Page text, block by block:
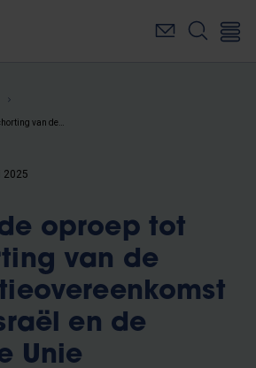
2025
oproep tot
van de
en de
Unie